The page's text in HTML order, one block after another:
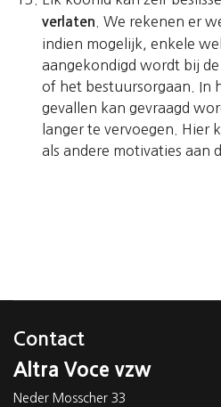
verlaten . We rekenen er
indien mogelijk, enkele
aangekondigd wordt bij
of het bestuursorgaan. In
gevallen kan gevraagd
langer te vervoegen. Hier
als andere motivaties aan
Contact
Altra Voce vzw
Neder Mosscher 33